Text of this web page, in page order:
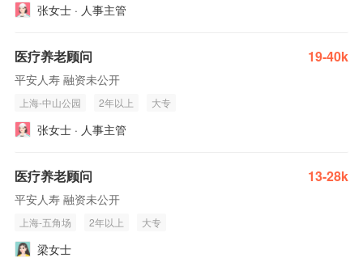
张女士 · 人事主管
医疗养老顾问 19-40k
平安人寿 融资未公开
上海-中山公园 2年以上 大专
张女士 · 人事主管
医疗养老顾问 13-28k
平安人寿 融资未公开
上海-五角场 2年以上 大专
梁女士